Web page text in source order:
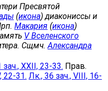
Пресвятой
(икона) диакониссы и
Макария (икона)
V Вселенского
Сщмч. Александра
XXII, 23-33. Прав.
22-31. Лк., 36 зач., VIII, 16-